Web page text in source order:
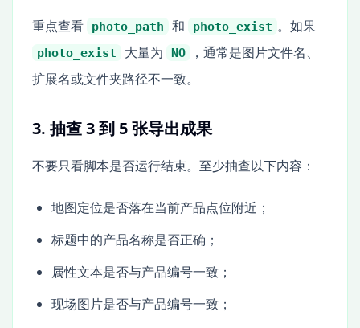
重点查看 photo_path 和 photo_exist 。如果
photo_exist 大量为 NO
，通常是图片文件名、
扩展名或文件夹路径不一致。
3. 抽查 3 到 5 张导出成果
不要只看脚本是否运行结束。至少抽查以下内容：
地图定位是否落在当前产品点位附近；
标题中的产品名称是否正确；
属性文本是否与产品编号一致；
现场图片是否与产品编号一致；